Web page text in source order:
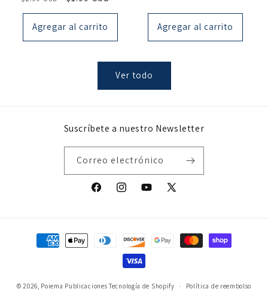
habitual de
oferta
Agregar al carrito
oferta
Agregar al carrito
Ver todo
Suscríbete a nuestro Newsletter
Correo electrónico
FacebookInstagramYouTube
X
Formas
© 2026, Poiema Publicaciones Tecnología de Shopify Política de reembolso